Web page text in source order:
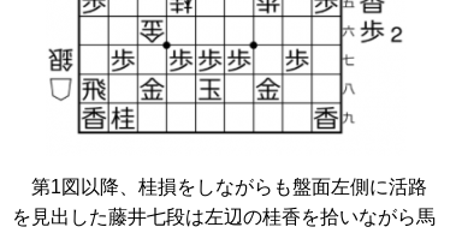
第1図以降、桂損をしながらも盤面左側に活路
を見出した藤井七段は左辺の桂香を拾いながら馬